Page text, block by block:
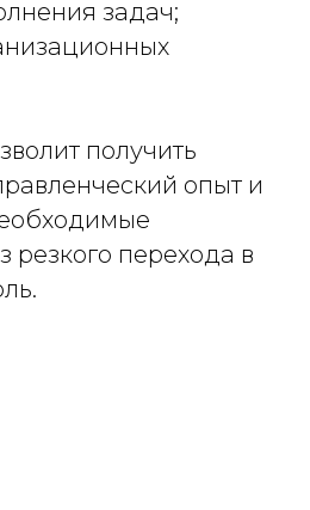
задач;
получить
опыт и
резкого перехода в